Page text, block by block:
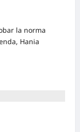
la norma
Hania